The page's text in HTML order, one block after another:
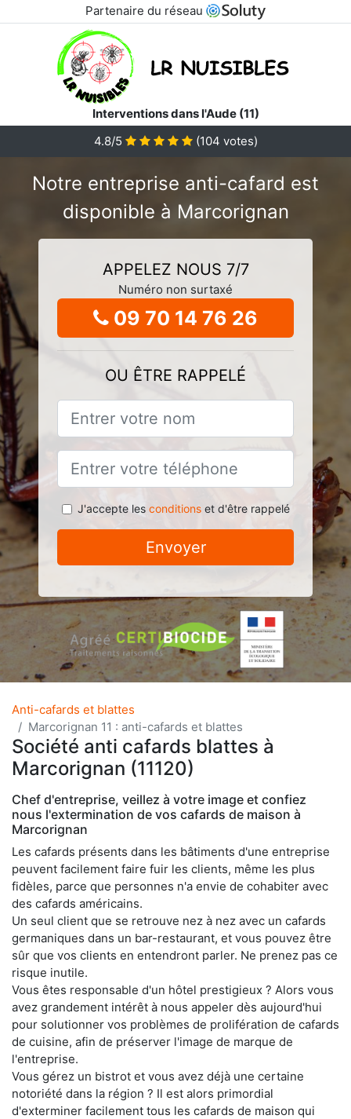
Partenaire du réseau
Interventions dans l'Aude (11)
4.8/5
(104 votes)
Notre entreprise anti-cafard est
disponible à Marcorignan
APPELEZ NOUS 7/7
Numéro non surtaxé
09 70 14 76 26
OU ÊTRE RAPPELÉ
J'accepte les conditionset d'être rappelé
Envoyer
Anti-cafards et blattes
Marcorignan 11 : anti-cafards et blattes
Société anti cafards blattes à
Marcorignan (11120)
Chef d'entreprise, veillez à votre image et confiez
nous l'extermination de vos cafards de maison à
Marcorignan
Les cafards présents dans les bâtiments d'une entreprise
peuvent facilement faire fuir les clients, même les plus
fidèles, parce que personnes n'a envie de cohabiter avec
des cafards américains.
Un seul client que se retrouve nez à nez avec un cafards
germaniques dans un bar-restaurant, et vous pouvez être
sûr que vos clients en entendront parler. Ne prenez pas ce
risque inutile.
Vous êtes responsable d'un hôtel prestigieux ? Alors vous
avez grandement intérêt à nous appeler dès aujourd'hui
pour solutionner vos problèmes de prolifération de cafards
de cuisine, afin de préserver l'image de marque de
l'entreprise.
Vous gérez un bistrot et vous avez déjà une certaine
notoriété dans la région ? Il est alors primordial
d'exterminer facilement tous les cafards de maison qui